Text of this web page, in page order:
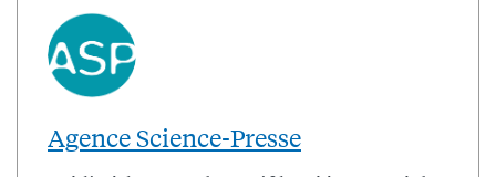
Agence Science-Presse